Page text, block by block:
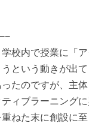
学校内で授業に「
という動きが出
たのですが、主
ィブラーニング
ねた末に創設に